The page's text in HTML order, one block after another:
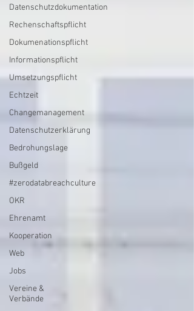
Datenschutzdokumentation
Rechenschaftspflicht
Dokumenationspflicht
Informationspflicht
Umsetzungspflicht
Echtzeit
Changemanagement
Datenschutzerklärung
Bedrohungslage
Bußgeld
#zerodatabreachculture
OKR
Ehrenamt
Kooperation
Web
Jobs
Vereine &
Verbände